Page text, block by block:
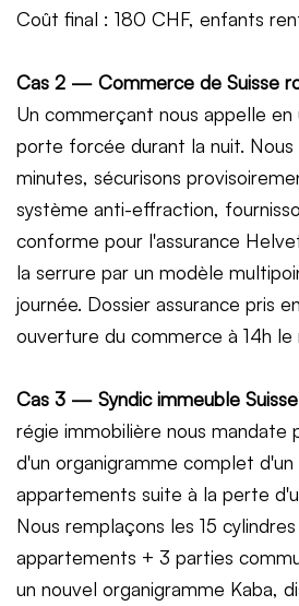
Coût final : 180 CHF, enfants
Cas 2 — Commerce de Suisse
Un commerçant nous appelle
porte forcée durant la nuit.
minutes, sécurisons
système anti-effraction,
conforme pour l'assurance
la serrure par un modèle
journée. Dossier assurance pris
ouverture du commerce à 14h le
Cas 3 — Syndic immeuble
régie immobilière nous mandate
d'un organigramme complet d'un
appartements suite à la perte
Nous remplaçons les 15
appartements + 3 parties
un nouvel organigramme Kaba,